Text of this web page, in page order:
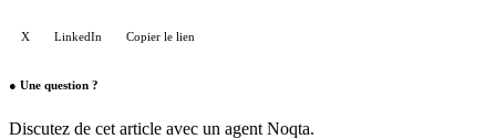
X LinkedIn Copier le lien
● Une question ?
Discutez de cet article avec un agent Noqta.